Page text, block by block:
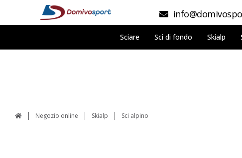
Sciare Sci di fondo Skialp
Negozio online Skialp Sci alpino